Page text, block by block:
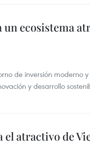
ecosistema
de inversión moderno
y desarrollo
el atractivo de